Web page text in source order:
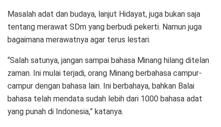
Masalah adat dan budaya, lanjut Hidayat, juga bukan saja
tentang merawat SDm yang berbudi pekerti. Namun juga
bagaimana merawatnya agar terus lestari.
“Salah satunya, jangan sampai bahasa Minang hilang ditelan
zaman. Ini mulai terjadi, orang Minang berbahasa campur-
campur dengan bahasa lain. Ini berbahaya, bahkan Balai
bahasa telah mendata sudah lebih dari 1000 bahasa adat
yang punah di Indonesia,” katanya.